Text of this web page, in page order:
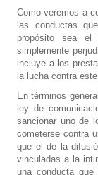
Como veremos a
las conductas
propósito sea el
simplemente
incluye a los
la lucha contra
En términos
ley de
sancionar uno de
cometerse contra
que el de la
vinculadas a la
una conducta